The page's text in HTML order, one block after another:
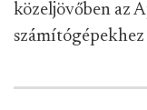
közeljövőben az